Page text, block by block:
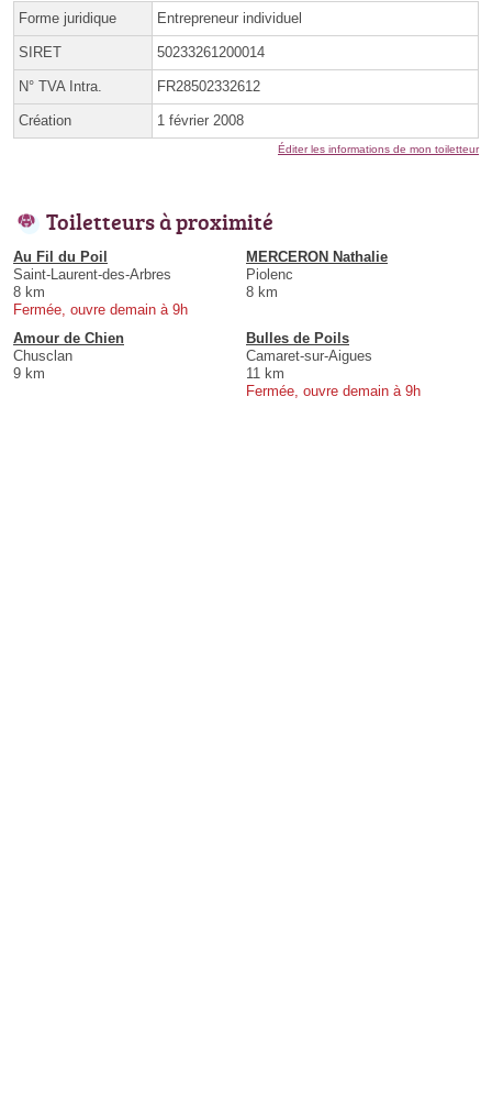
Forme juridique Entrepreneur individuel
SIRET 50233261200014
N° TVA Intra. FR28502332612
Création 1 février 2008
Éditer les informations de mon toiletteur
Toiletteurs à proximité
Au Fil du Poil
Saint-Laurent-des-Arbres
8 km
Fermée, ouvre demain à 9h
MERCERON Nathalie
Piolenc
8 km
Amour de Chien
Chusclan
9 km
Bulles de Poils
Camaret-sur-Aigues
11 km
Fermée, ouvre demain à 9h